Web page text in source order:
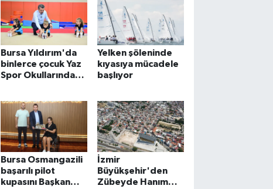
Bursa Yıldırım'da
binlerce çocuk Yaz
Spor Okullarında
Yelken şöleninde
kıyasıya mücadele
başlıyor
Bursa Osmangazili
başarılı pilot
kupasını Başkan
İzmir
Büyükşehir'den
Zübeyde Hanım